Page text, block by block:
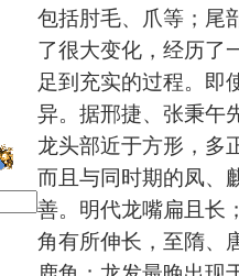
包括肘毛、爪等；尾
了很大变化，经历了
足到充实的过程。即
异。据邢捷、张秉午
龙头部近于方形，多
而且与同时期的凤、
善。明代龙嘴扁且长
角有所伸长，至隋、